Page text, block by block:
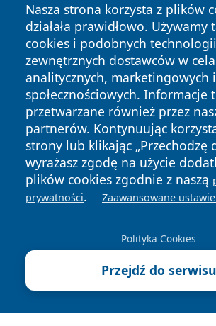
Nasza strona korzysta z plików
działała prawidłowo. Używamy
cookies i podobnych
zewnętrznych dostawców w
analitycznych, marketingowych i
społecznościowych. Informacje
przetwarzane również przez
partnerów. Kontynuując
strony lub klikając „Przechodzę
wyrażasz zgodę na użycie
plików cookies zgodnie z naszą
prywatności. Zaawansowane
Polityka Cookies
Przejdź do serwisu
Copyright © 2026 wrotazabrza.pl Wszystkie
zastrzeżone.
News Autorzy
Polityka
Prywatności